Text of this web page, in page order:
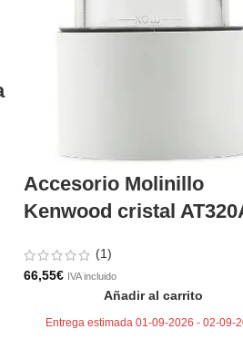
Accesorio Molinillo
Kenwood cristal
(1)
66,55€ IVA incluido
Añadir al carrito
Entrega estimada 01-09-2026 - 02-09-